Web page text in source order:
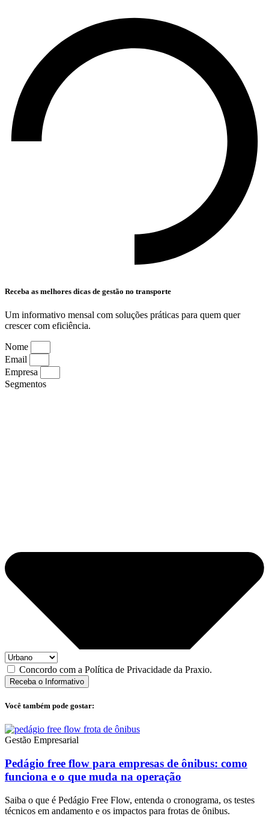
Receba as melhores dicas de gestão no transporte
Um informativo mensal com soluções práticas para quem quer
crescer com eficiência.
Nome
Email
Empresa
Segmentos
Concordo com a Política de Privacidade da Praxio.
Receba o Informativo
Você também pode gostar:
Gestão Empresarial
Pedágio free flow para empresas de ônibus: como
funciona e o que muda na operação
Saiba o que é Pedágio Free Flow, entenda o cronograma, os testes
técnicos em andamento e os impactos para frotas de ônibus.